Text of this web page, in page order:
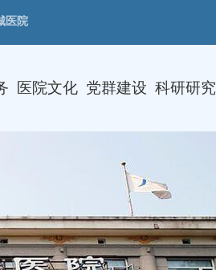
医院
医院文化 党群建设 科研研究